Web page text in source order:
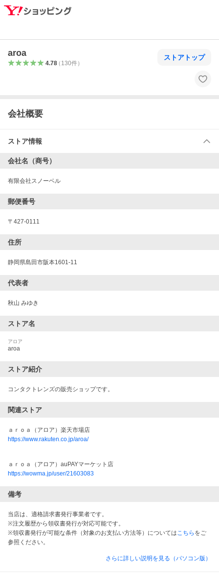
aroa
4.78（ 130件）
ストアトップ
会社概要
ストア情報
会社名（商号）
有限会社スノーベル
郵便番号
〒 427-0111
住所
静岡県島田市阪本1601-11
代表者
秋山 みゆき
ストア名
アロア
aroa
ストア紹介
コンタクトレンズの販売ショップです。
関連ストア
ａｒｏａ（アロア）楽天市場店
https://www.rakuten.co.jp/aroa/
ａｒｏａ（アロア）auPAYマーケット店
https://wowma.jp/user/21603083
備考
当店は、適格請求書発行事業者です。
※注文履歴から領収書発行が対応可能です。
※領収書発行が可能な条件（対象のお支払い方法等）についてはこちら をご
参照ください。
さらに詳しい説明を見る（パソコン版）